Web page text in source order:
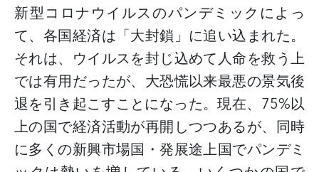
新型コロナウイルスのパンデミックによっ
て、各国経済は「大封鎖」に追い込まれた。
それは、ウイルスを封じ込めて人命を救う上
では有用だったが、大恐慌以来最悪の景気後
退を引き起こすことになった。現在、 75%以
上の国で経済活動が再開しつつあるが、同時
に多くの新興市場国・発展途上国でパンデミ